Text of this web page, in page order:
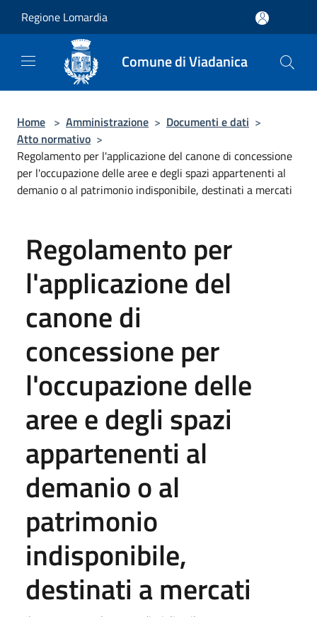
Regione Lomardia
Comune di Viadanica
Home > Amministrazione > Documenti e dati >
Atto normativo >
Regolamento per l'applicazione del canone di concessione
per l'occupazione delle aree e degli spazi appartenenti al
demanio o al patrimonio indisponibile, destinati a mercati
Regolamento per
l'applicazione del
canone di
concessione per
l'occupazione delle
aree e degli spazi
appartenenti al
demanio o al
patrimonio
indisponibile,
destinati a mercati